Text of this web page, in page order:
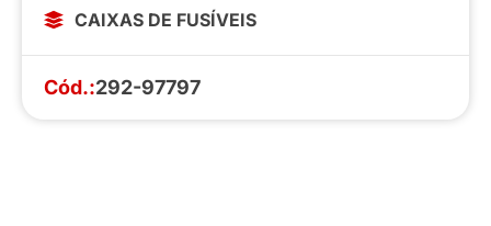
CAIXAS DE FUSÍVEIS
Cód.:292-97797